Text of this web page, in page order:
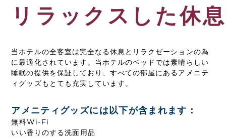
リラックスした休息
当ホテルの全客室は完全なる休息とリラクゼーションの為
に最適化されています。当ホテルのベッドでは素晴らしい
睡眠の提供を保証しており、すべての部屋にあるアメニテ
ィグッズもとても充実しています。
アメニティグッズには以下が含まれます：
無料Wi-Fi
いい香りのする洗面用品